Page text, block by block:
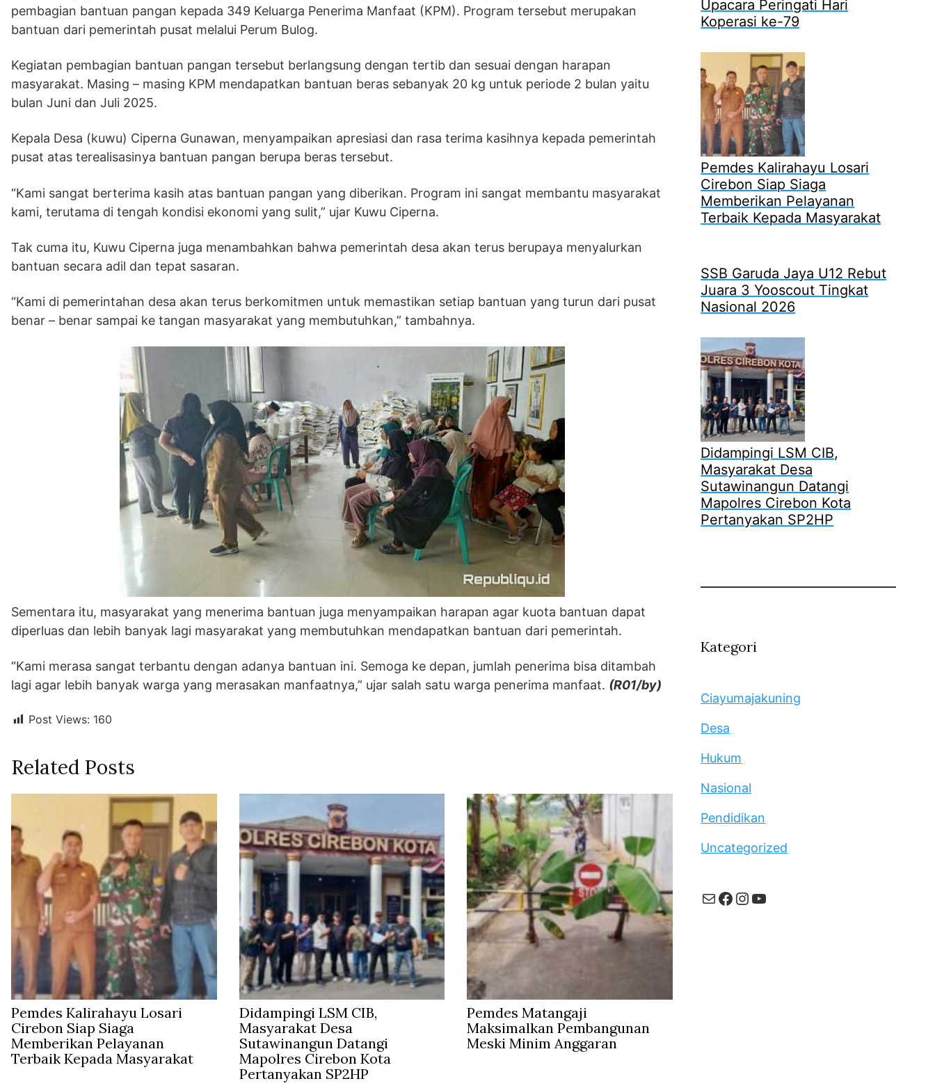
pembagian bantuan pangan kepada 349 Keluarga Penerima Manfaat (KPM). Program tersebut merupakan
bantuan dari pemerintah pusat melalui Perum Bulog.
Kegiatan pembagian bantuan pangan tersebut berlangsung dengan tertib dan sesuai dengan harapan
masyarakat. Masing – masing KPM mendapatkan bantuan beras sebanyak 20 kg untuk periode 2 bulan yaitu
bulan Juni dan Juli 2025.
Kepala Desa (kuwu) Ciperna Gunawan, menyampaikan apresiasi dan rasa terima kasihnya kepada pemerintah
pusat atas terealisasinya bantuan pangan berupa beras tersebut.
“Kami sangat berterima kasih atas bantuan pangan yang diberikan. Program ini sangat membantu masyarakat
kami, terutama di tengah kondisi ekonomi yang sulit,” ujar Kuwu Ciperna.
Tak cuma itu, Kuwu Ciperna juga menambahkan bahwa pemerintah desa akan terus berupaya menyalurkan
bantuan secara adil dan tepat sasaran.
“Kami di pemerintahan desa akan terus berkomitmen untuk memastikan setiap bantuan yang turun dari pusat
benar – benar sampai ke tangan masyarakat yang membutuhkan,” tambahnya.
Sementara itu, masyarakat yang menerima bantuan juga menyampaikan harapan agar kuota bantuan dapat
diperluas dan lebih banyak lagi masyarakat yang membutuhkan mendapatkan bantuan dari pemerintah.
“Kami merasa sangat terbantu dengan adanya bantuan ini. Semoga ke depan, jumlah penerima bisa ditambah
lagi agar lebih banyak warga yang merasakan manfaatnya,” ujar salah satu warga penerima manfaat. (R01/by)
Post Views: 160
Related Posts
Pemdes Kalirahayu Losari
Cirebon Siap Siaga
Memberikan Pelayanan
Terbaik Kepada Masyarakat
Didampingi LSM CIB,
Masyarakat Desa
Sutawinangun Datangi
Mapolres Cirebon Kota
Pertanyakan SP2HP
Pemdes Matangaji
Maksimalkan Pembangunan
Meski Minim Anggaran
Upacara Peringati Hari
Koperasi ke-79
Pemdes Kalirahayu Losari
Cirebon Siap Siaga
Memberikan Pelayanan
Terbaik Kepada Masyarakat
SSB Garuda Jaya U12 Rebut
Juara 3 Yooscout Tingkat
Nasional 2026
Didampingi LSM CIB,
Masyarakat Desa
Sutawinangun Datangi
Mapolres Cirebon Kota
Pertanyakan SP2HP
Kategori
Ciayumajakuning
Desa
Hukum
Nasional
Pendidikan
Uncategorized
MailFacebook
Instagram
YouTube